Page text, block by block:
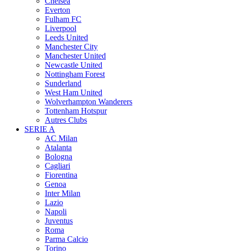
Everton
Fulham FC
Liverpool
Leeds United
Manchester City
Manchester United
Newcastle United
Nottingham Forest
Sunderland
West Ham United
Wolverhampton Wanderers
Tottenham Hotspur
Autres Clubs
SERIE A
AC Milan
Atalanta
Bologna
Cagliari
Fiorentina
Genoa
Inter Milan
Lazio
Napoli
Juventus
Roma
Parma Calcio
Torino